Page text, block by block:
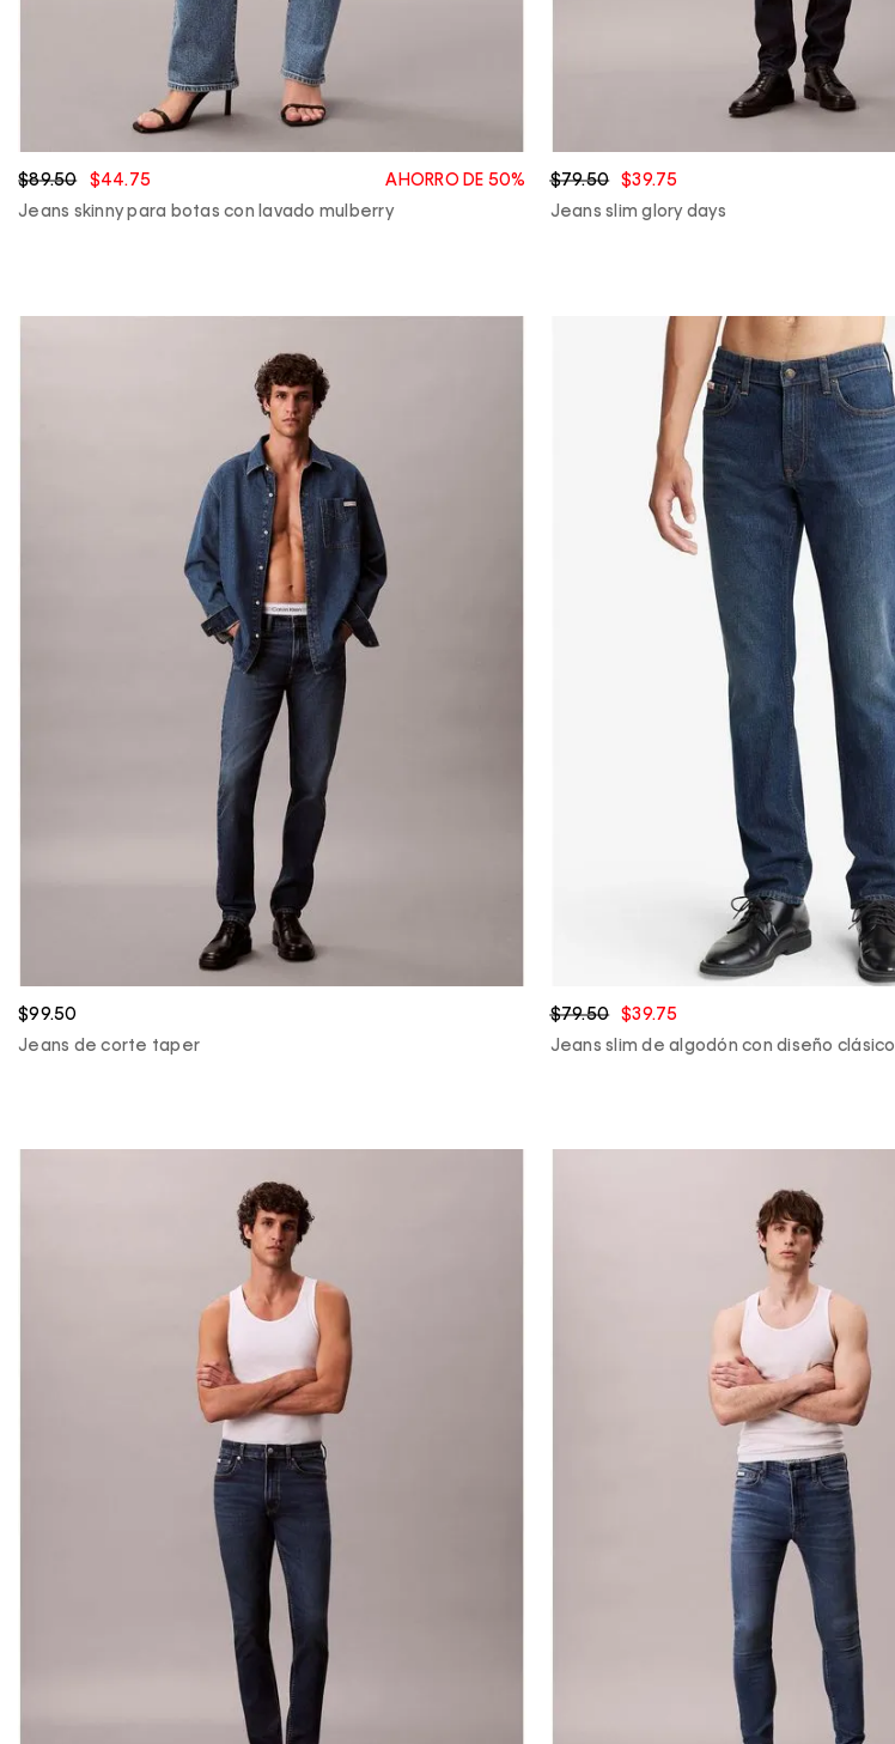
$89.50 $44.75
AHORRO DE 50%
Jeans skinny para botas con lavado mulberry
$79.50 $39.75
Jeans slim glory days
$99.50
Jeans de corte taper
$79.50 $39.75
Jeans slim de algodón con diseño clásico